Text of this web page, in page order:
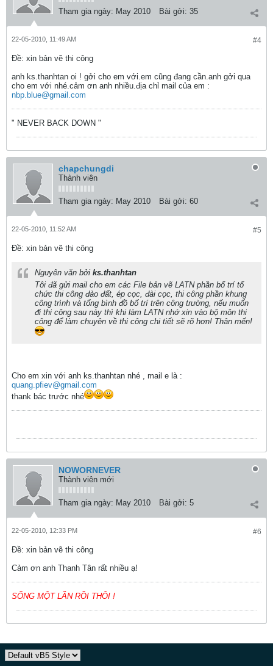
Tham gia ngày: May 2010 Bài gởi: 35
#4
22-05-2010, 11:49 AM
Ðề: xin bản vẽ thi công
anh ks.thanhtan oi ! gởi cho em với.em cũng đang cần.anh gởi qua
cho em với nhé.cảm ơn anh nhiều.địa chỉ mail của em :
nbp.blue@gmail.com
" NEVER BACK DOWN "
chapchungdi
Thành viên
Tham gia ngày: May 2010 Bài gởi: 60
#5
22-05-2010, 11:52 AM
Ðề: xin bản vẽ thi công
Nguyên văn bởi ks.thanhtan
Tôi đã gửi mail cho em các File bản vẽ LATN phần bố trí tổ
chức thi công đào đất, ép cọc, đài cọc, thi công phần khung
công trình và tổng bình đồ bố trí trên công trường, nếu muốn
đi thi công sau này thì khi làm LATN nhớ xin vào bộ môn thi
công để làm chuyên về thi công chi tiết sẽ rõ hơn! Thân mến!
Cho em xin với anh ks.thanhtan nhé , mail e là :
quang.pfiev@gmail.com
thank bác trước nhé
NOWORNEVER
Thành viên mới
Tham gia ngày: May 2010 Bài gởi: 5
#6
22-05-2010, 12:33 PM
Ðề: xin bản vẽ thi công
Cảm ơn anh Thanh Tân rất nhiều ạ!
SỐNG MỘT LẦN RỒI THÔI !